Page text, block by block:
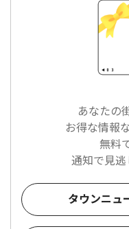
あなたの
お得な情報
無料
通知で見逃
タウンニュ